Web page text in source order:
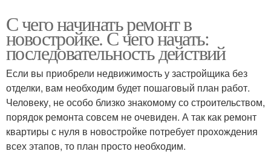
С чего начинать ремонт в
новостройке. С чего начать:
последовательность действий
Если вы приобрели недвижимость у застройщика без
отделки, вам необходим будет пошаговый план работ.
Человеку, не особо близко знакомому со строительством,
порядок ремонта совсем не очевиден. А так как ремонт
квартиры с нуля в новостройке потребует прохождения
всех этапов, то план просто необходим.